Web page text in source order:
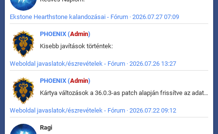
Ekstone Hearthstone kalandozásai - Fórum · 2026.07.27 07:09
PHOENIX (Admin)
Kisebb javítások történtek:
Weboldal javaslatok/észrevételek - Fórum · 2026.07.26 13:27
PHOENIX (Admin)
Kártya változások a 36.0.3-as patch alapján frissítve az adatbázisban (képek is cserélve).
Weboldal javaslatok/észrevételek - Fórum · 2026.07.22 09:12
Ragi